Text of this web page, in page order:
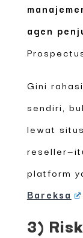
agen
Gini
sendiri,
lewat
platform
Bareksa
3)